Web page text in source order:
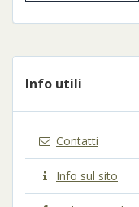
Info utili
Contatti
Info sul sito